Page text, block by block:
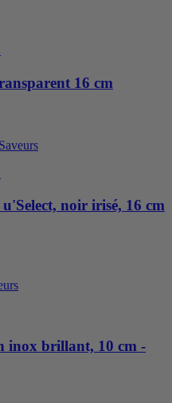
16 cm
noir irisé, 16 cm
inox brillant, 10 cm -